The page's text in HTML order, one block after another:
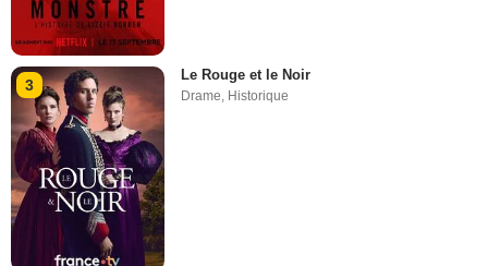
3
Le Rouge et le Noir
Drame, Historique